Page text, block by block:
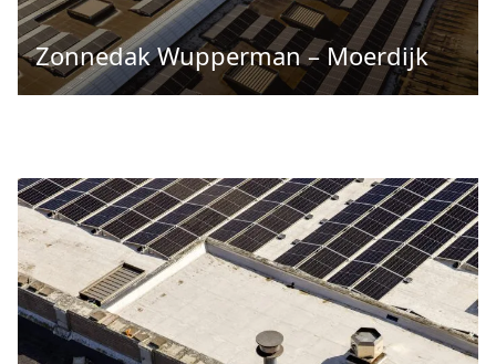
Zonnedak Wupperman – Moerdijk